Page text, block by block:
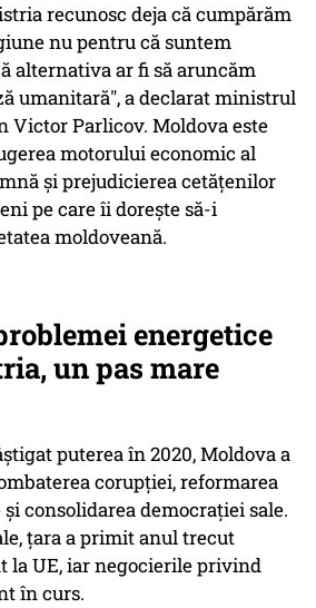
recunosc deja că cumpărăm
nu pentru că suntem
alternativa ar fi să aruncăm
umanitară", a declarat ministrul
Victor Parlicov. Moldova este
motorului economic al
și prejudicierea cetățenilor
pe care îi dorește să-i
moldoveană.
energetice
un pas mare
puterea în 2020, Moldova a
corupției, reformarea
consolidarea democrației sale.
țara a primit anul trecut
la UE, iar negocierile privind
în curs.